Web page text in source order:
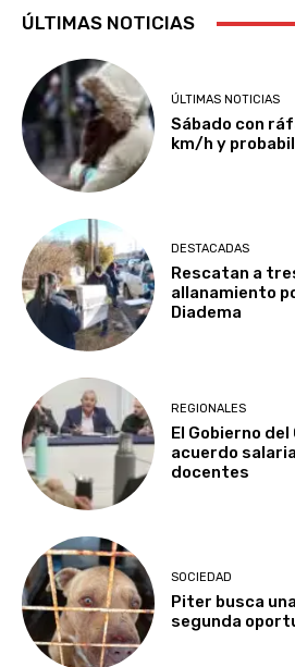
ÚLTIMAS NOTICIAS
ÚLTIMAS NOTICIAS
Sábado con
km/h y
DESTACADAS
Rescatan a
allanamiento
Diadema
REGIONALES
El Gobierno
acuerdo
docentes
SOCIEDAD
Piter busca
segunda